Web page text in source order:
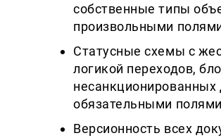
собственные типы
произвольными
Статусные схемы с
логикой переходов,
несанкционированных
обязательными
Версионность всех